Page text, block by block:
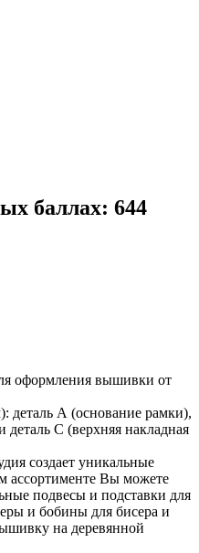
баллах: 644
оформления вышивки от
деталь А (основание рамки),
С (верхняя накладная
создает уникальные
ассортименте Вы можете
подвесы и подставки для
и бобины для бисера и
на деревянной